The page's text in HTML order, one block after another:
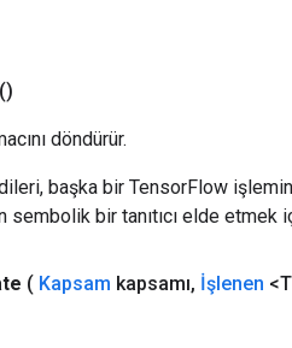
()
döndürür.
başka bir TensorFlow
bir tanıtıcı elde etmek
( Kapsam kapsamı, İşlenen